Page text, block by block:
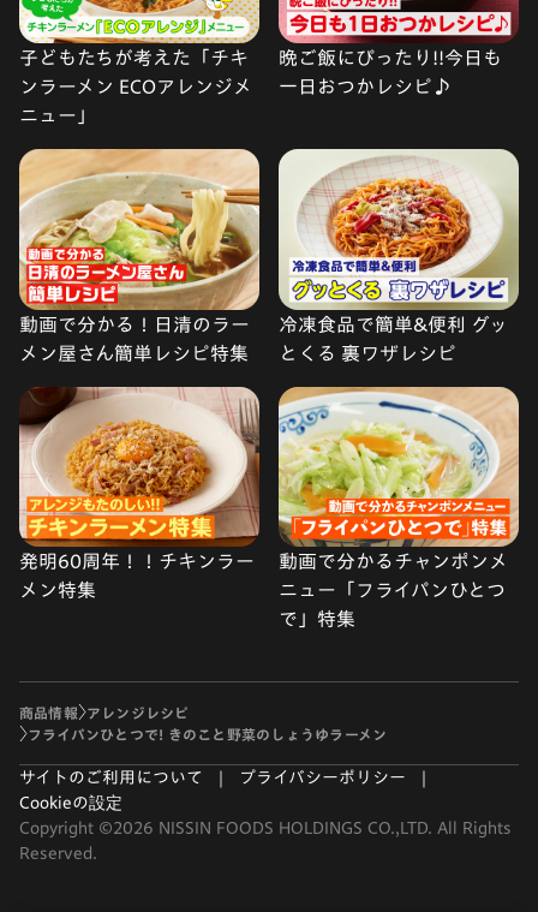
子どもたちが考えた「チキ
ンラーメン ECOアレンジメ
ニュー」
晩ご飯にぴったり!!今日も
一日おつかレシピ♪
動画で分かる！日清のラー
メン屋さん簡単レシピ特集
冷凍食品で簡単&便利 グッ
とくる 裏ワザレシピ
発明60周年！！チキンラー
メン特集
動画で分かるチャンポンメ
ニュー「フライパンひとつ
で」特集
商品情報
アレンジレシピ
フライパンひとつで! きのこと野菜のしょうゆラーメン
サイトのご利用について
プライバシーポリシー
Cookieの設定
Copyright ©2026 NISSIN FOODS HOLDINGS CO.,LTD. All Rights
Reserved.